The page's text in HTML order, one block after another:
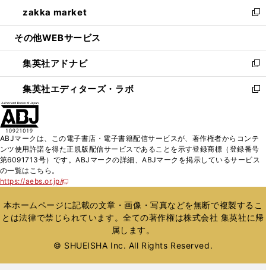
く
で
開
ド
ウ
開
く
ィ
ン
ウ
で
開
く
い
ウ
ン
ド
ウ
で
zakka market
新
し
ウ
ィ
ン
ド
く
その他WEBサービス
集英社アドナビ
新
し
い
ド
ウ
で
集英社エディターズ・ラボ
新
ィ
ン
ド
開
く
ABJマークは、この電子書店・電子書籍配信サービスが、著作権者からコンテ
ンツ使用許諾を得た正規版配信サービスであることを示す登録商標（登録番号
第6091713号）です。ABJマークの詳細、ABJマークを掲示しているサービス
の一覧はこちら。
https://aebs.or.jp/
新
い
ウ
ィ
ウ
本ホームページに記載の文章・画像・写真などを無断で複製するこ
とは法律で禁じられています。全ての著作権は株式会社 集英社に帰
属します。
© SHUEISHA Inc. All Rights Reserved.